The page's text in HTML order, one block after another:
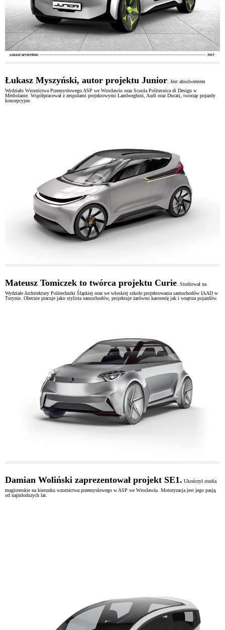
Łukasz Myszyński, autor projektu Junior . Jest absolwentem
Wydziału Wzornictwa Przemysłowego ASP we Wrocławiu oraz Scuola Politecnica di Design w
Mediolanie. Współpracował z zespołami projektowymi Lamborghini, Audi oraz Ducati, tworząc pojazdy
koncepcyjne.
Mateusz Tomiczek to twórca projektu Curie . Studiował na
Wydziale Architektury Politechniki Śląskiej oraz we włoskiej szkole projektowania samochodów IAAD w
Turynie. Obecnie pracuje jako stylista samochodów, projektuje zarówno karoserię jak i wnętrza pojazdów.
Damian Woliński zaprezentował projekt SE1. Ukończył studia
magisterskie na kierunku wzornictwa przemysłowego w ASP we Wrocławiu. Motoryzacja jest jego pasją
od najmłodszych lat.